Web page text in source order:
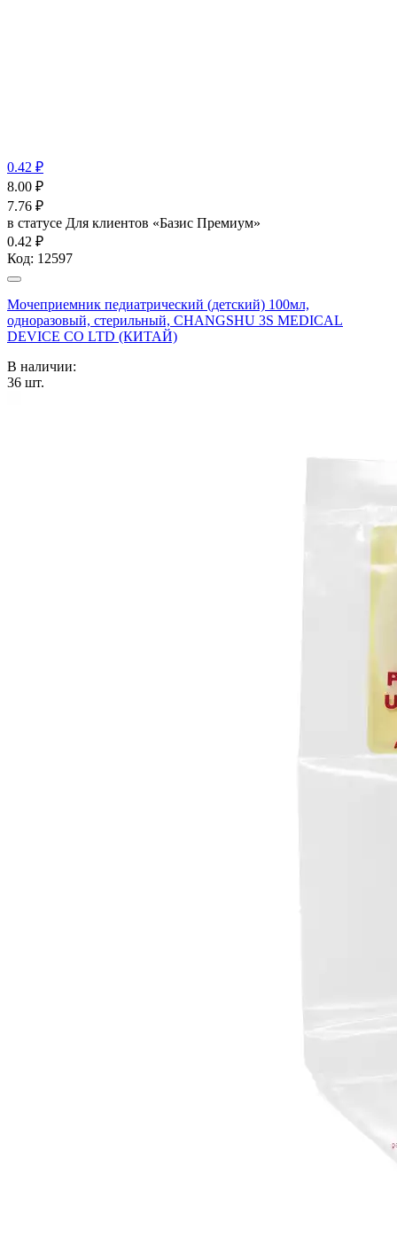
0.42 ₽
8.00 ₽
7.76 ₽
в статусе Для клиентов «Базис Премиум»
0.42 ₽
Код: 12597
Мочеприемник педиатрический (детский) 100мл,
одноразовый, стерильный, CHANGSHU 3S MEDICAL
DEVICE CO LTD (КИТАЙ)
В наличии:
36 шт.